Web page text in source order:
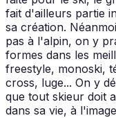
fait d'ailleurs partie
sa création.
pas à l'alpin, on y
formes dans les
freestyle, monoski,
cross, luge... On y
que tout skieur doit
dans sa vie, à